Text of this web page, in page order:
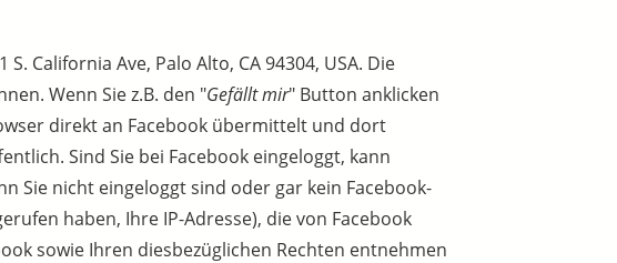
California Ave, Palo Alto, CA 94304, USA. Die
Wenn Sie z.B. den "Gefällt mir" Button anklicken
direkt an Facebook übermittelt und dort
Sind Sie bei Facebook eingeloggt, kann
Sie nicht eingeloggt sind oder gar kein Facebook-
haben, Ihre IP-Adresse), die von Facebook
sowie Ihren diesbezüglichen Rechten entnehmen